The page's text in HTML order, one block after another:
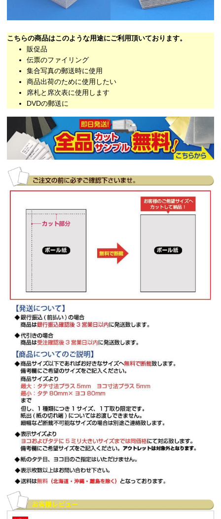
こちらの商品はこのような用途にご利用頂いております。
販促品
伝票のファイリング
集合写真の郵送時に使用
商品出荷のために使用したい
席札と席次表に使用します
DVDの郵送に